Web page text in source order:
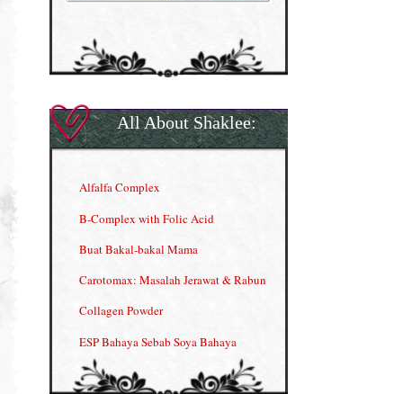
All About Shaklee:
Alfalfa Complex
B-Complex with Folic Acid
Buat Bakal-bakal Mama
Carotomax: Masalah Jerawat & Rabun
Collagen Powder
ESP Bahaya Sebab Soya Bahaya
ESP Produk Shaklee Paling HOT